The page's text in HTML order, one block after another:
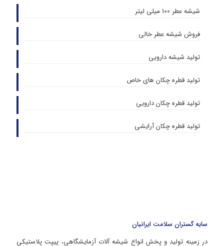
شیشه عطر 100 میلی لیتر
فروش شیشه عطر خالی
تولید شیشه دارویی
تولید قطره چکان های خاص
تولید قطره چکان دارویی
تولید قطره چکان آرایشی
سایه گستران سلامت ایرانیان
در زمینه تولید و پخش انواع شیشه آلات آزمایشگاهی، پیپت پلاستیکی